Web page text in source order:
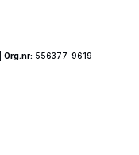
Org.nr: 556377-9619